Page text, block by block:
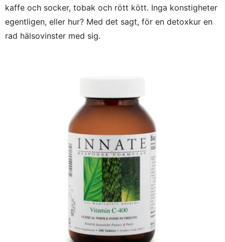
kaffe och socker, tobak och rött kött. Inga konstigheter
egentligen, eller hur? Med det sagt, för en detoxkur en
rad hälsovinster med sig.